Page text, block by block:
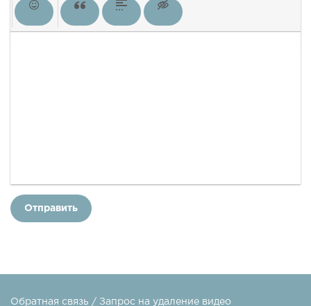
Отправить
Обратная связь / Запрос на удаление видео